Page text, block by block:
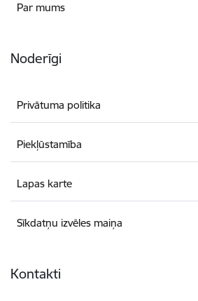
Par mums
Noderīgi
Privātuma politika
Piekļūstamība
Lapas karte
Sīkdatņu izvēles maiņa
Kontakti